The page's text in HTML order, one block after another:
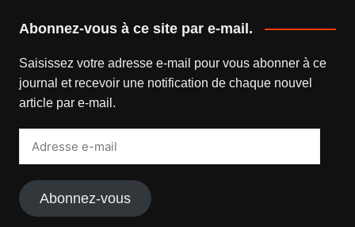
Abonnez-vous à ce site par e-mail.
Saisissez votre adresse e-mail pour vous abonner à ce
journal et recevoir une notification de chaque nouvel
article par e-mail.
Abonnez-vous